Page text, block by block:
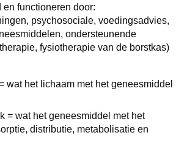
functioneren door:
psychosociale, voedingsadvies,
ondersteunende
fysiotherapie van de borstkas)
wat het lichaam met het geneesmiddel
= wat het geneesmiddel met het
distributie, metabolisatie en